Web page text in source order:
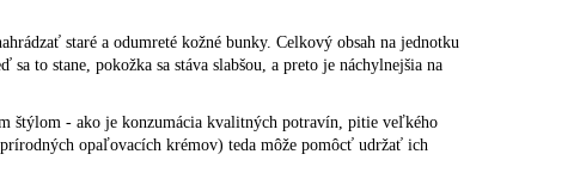
staré a odumreté kožné bunky. Celkový obsah na jednotku
to stane, pokožka sa stáva slabšou, a preto je náchylnejšia na
štýlom - ako je konzumácia kvalitných potravín, pitie veľkého
opaľovacích krémov) teda môže pomôcť udržať ich